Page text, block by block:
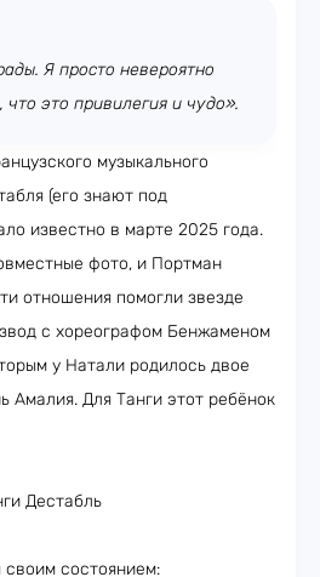
Я просто невероятно
это привилегия и чудо».
музыкального
(его знают под
известно в марте 2025 года.
фото, и Портман
отношения помогли звезде
с хореографом Бенжаменом
у Натали родилось двое
Амалия. Для Танги этот ребёнок
Дестабль
состоянием: